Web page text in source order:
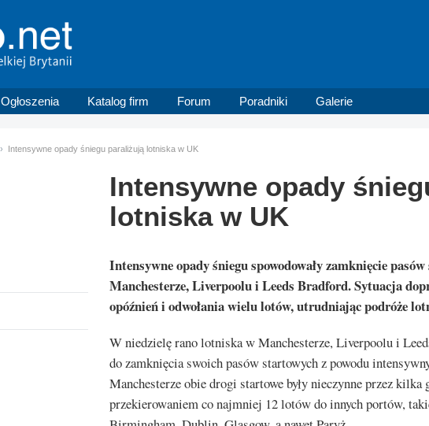
Ogłoszenia Katalog firm Forum Poradniki Galerie
Intensywne opady śniegu paraliżują lotniska w UK
Intensywne opady
lotniska w UK
Intensywne opady śniegu spowodowały zamknięcie
Manchesterze, Liverpoolu i Leeds Bradford. Sytuacja
opóźnień i odwołania wielu lotów, utrudniając podróże
W niedzielę rano lotniska w Manchesterze, Liverpoolu i
do zamknięcia swoich pasów startowych z powodu
Manchesterze obie drogi startowe były nieczynne przez kilka
przekierowaniem co najmniej 12 lotów do innych portów,